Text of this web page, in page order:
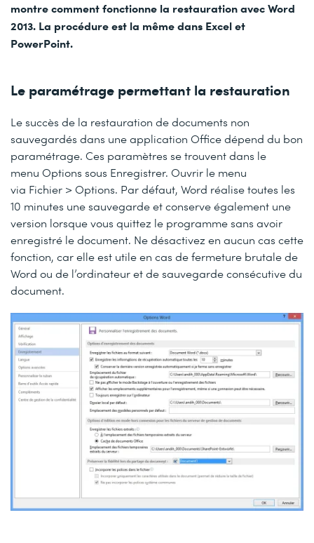
montre comment fonctionne la restauration avec Word
2013. La procédure est la même dans Excel et
PowerPoint.
Le paramétrage permettant la restauration
Le succès de la restauration de documents non
sauvegardés dans une application Office dépend du bon
paramétrage. Ces paramètres se trouvent dans le
menu Options sous Enregistrer. Ouvrir le menu
via Fichier > Options. Par défaut, Word réalise toutes les
10 minutes une sauvegarde et conserve également une
version lorsque vous quittez le programme sans avoir
enregistré le document. Ne désactivez en aucun cas cette
fonction, car elle est utile en cas de fermeture brutale de
Word ou de l’ordinateur et de sauvegarde consécutive du
document.